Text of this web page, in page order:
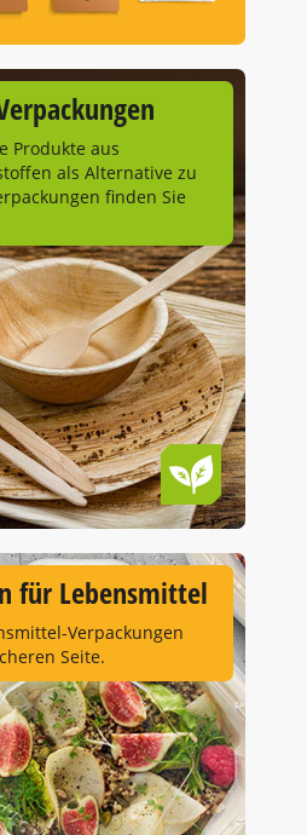
Produkte aus
als Alternative zu
finden Sie
für Lebensmittel
Verpackungen
Seite.